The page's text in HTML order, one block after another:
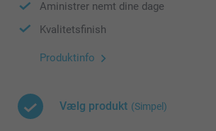
Aministrer nemt dine dage
Kvalitetsfinish
Produktinfo
Vælg produkt (Simpel)